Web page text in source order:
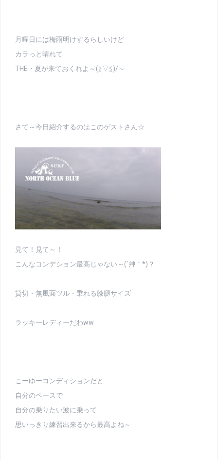
月曜日には梅雨明けするらしいけど
カラっと晴れて
THE・夏が来ておくれよ～(≧▽≦)/～
さて～今日紹介するのはこのゲストさん☆
見て！見て～！
こんなコンデション最高じゃない～(´艸｀*)？
貸切・無風面ツル・乗れる膝腿サイズ
ラッキーレディーだわww
こーゆーコンディションだと
自分のペースで
自分の乗りたい波に乗って
思いっきり練習出来るから最高よね～